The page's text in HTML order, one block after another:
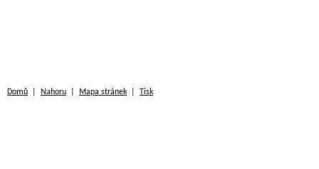
Domů Nahoru Mapa stránek Tisk